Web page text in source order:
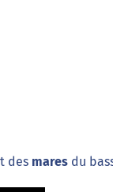
des mares du